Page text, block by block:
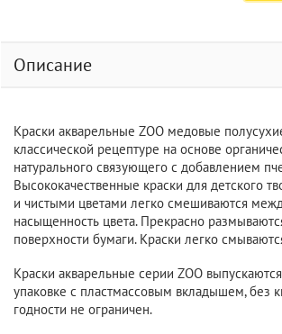
Описание
Краски акварельные ZOO медовые
классической рецептуре на основе
натурального связующего с добавлением
Высококачественные краски для детского
и чистыми цветами легко смешиваются
насыщенность цвета. Прекрасно
поверхности бумаги. Краски легко
Краски акварельные серии ZOO
упаковке с пластмассовым вкладышем, без
годности не ограничен.